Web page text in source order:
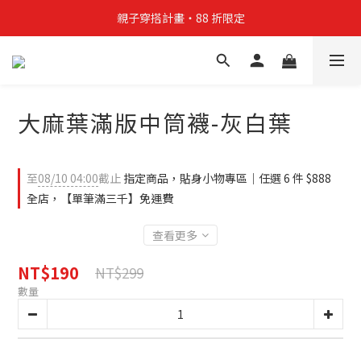
親子穿搭計畫・88 折限定
親子穿搭計畫・88 折限定
貼身補貨計畫  任選 6 件 $888
親子穿搭計畫・88 折限定
大麻葉滿版中筒襪-灰白葉
至08/10 04:00截止 指定商品，貼身小物專區｜任選 6 件 $888
全店，【單筆滿三千】免運費
查看更多
NT$190 NT$299
數量